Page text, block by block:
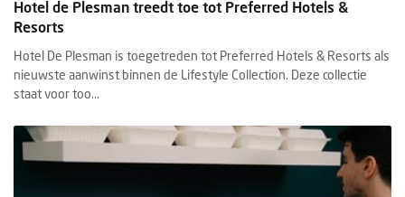
Hotel de Plesman treedt toe tot Preferred Hotels &
Resorts
Hotel De Plesman is toegetreden tot Preferred Hotels & Resorts als
nieuwste aanwinst binnen de Lifestyle Collection. Deze collectie
staat voor too...